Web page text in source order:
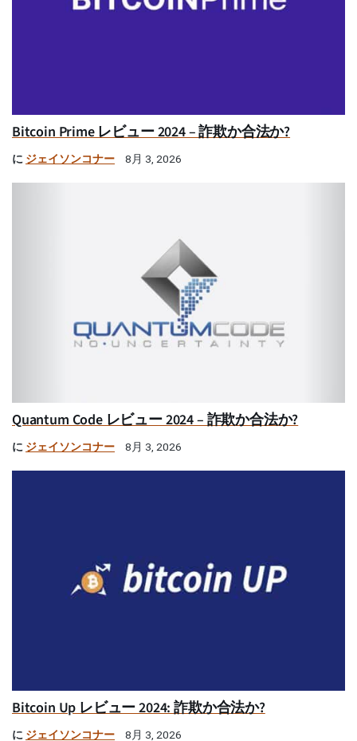
Bitcoin Prime レビュー 2024 – 詐欺か合法か?
に ジェイソンコナー 8月 3, 2026
Quantum Code レビュー 2024 – 詐欺か合法か?
に ジェイソンコナー 8月 3, 2026
Bitcoin Up レビュー 2024: 詐欺か合法か?
に ジェイソンコナー 8月 3, 2026